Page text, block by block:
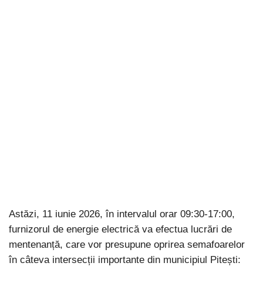
Astăzi, 11 iunie 2026, în intervalul orar 09:30-17:00,
furnizorul de energie electrică va efectua lucrări de
mentenanță, care vor presupune oprirea semafoarelor
în câteva intersecții importante din municipiul Pitești: